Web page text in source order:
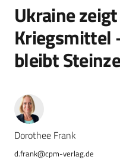
Ukraine
Kriegsmittel
bleibt
Dorothee Frank
d.frank@cpm-verlag.de